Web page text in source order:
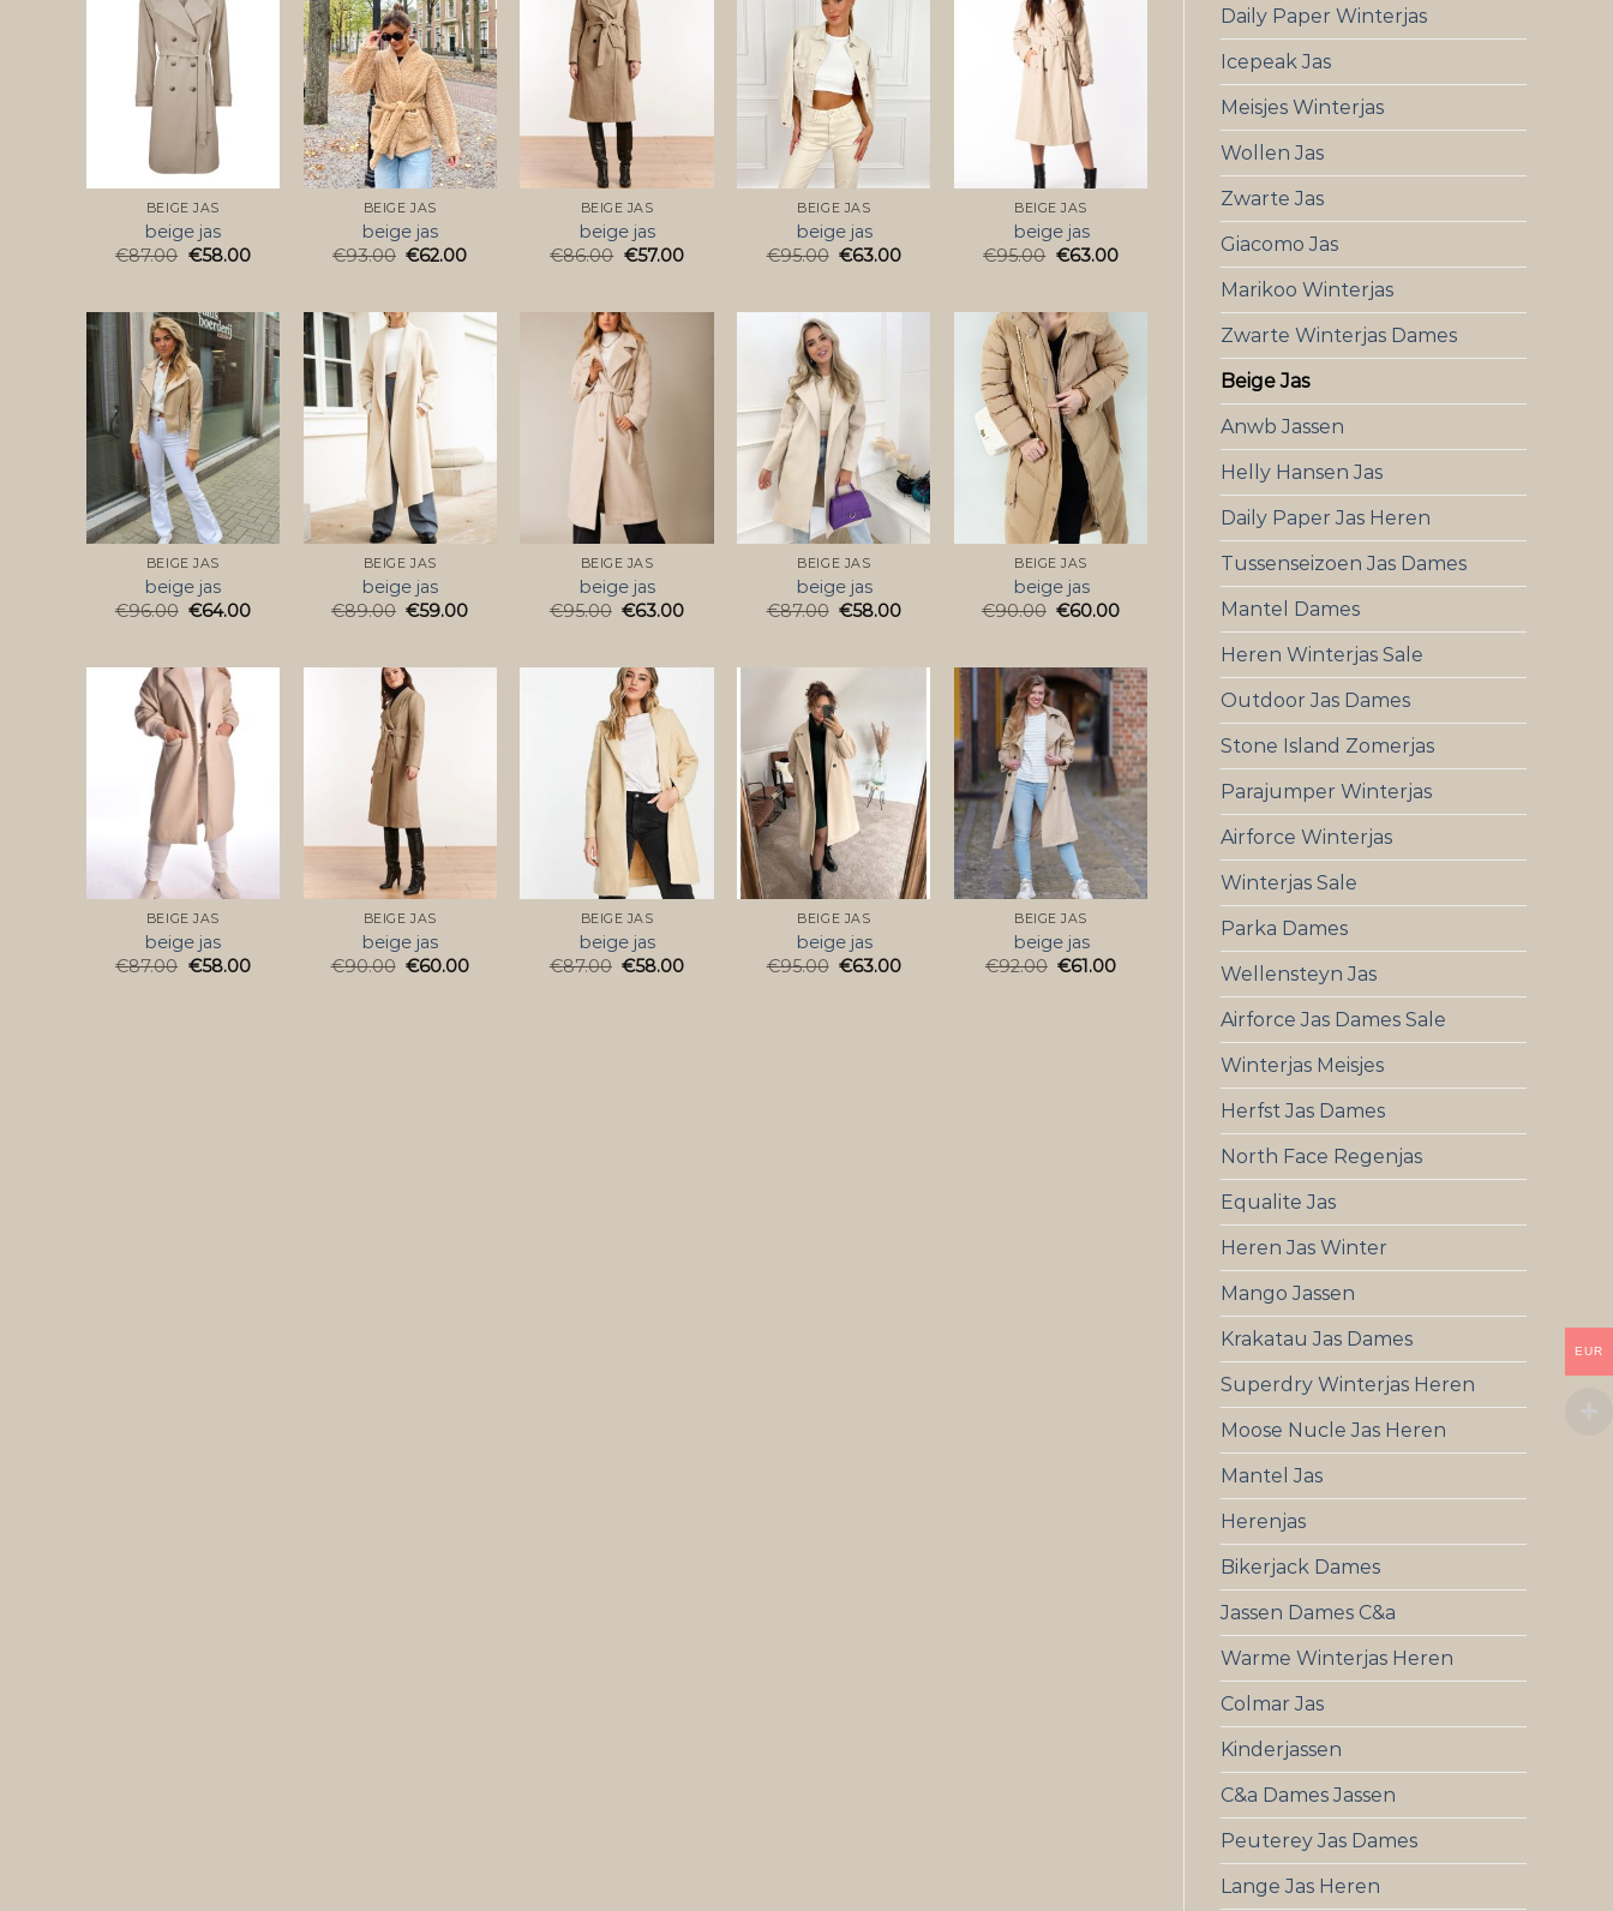
Daily Paper Winterjas
Icepeak Jas
Meisjes Winterjas
Wollen Jas
Zwarte Jas
Giacomo Jas
Marikoo Winterjas
Zwarte Winterjas Dames
Beige Jas
Anwb Jassen
Helly Hansen Jas
Daily Paper Jas Heren
Tussenseizoen Jas Dames
Mantel Dames
Heren Winterjas Sale
Outdoor Jas Dames
Stone Island Zomerjas
Parajumper Winterjas
Airforce Winterjas
Winterjas Sale
Parka Dames
Wellensteyn Jas
Airforce Jas Dames Sale
Winterjas Meisjes
Herfst Jas Dames
North Face Regenjas
Equalite Jas
Heren Jas Winter
Mango Jassen
Krakatau Jas Dames
Superdry Winterjas Heren
Moose Nucle Jas Heren
Mantel Jas
Herenjas
Bikerjack Dames
Jassen Dames C&a
Warme Winterjas Heren
Colmar Jas
Kinderjassen
C&a Dames Jassen
Peuterey Jas Dames
Lange Jas Heren
BEIGE JAS
beige jas
€87.00 €58.00
BEIGE JAS
beige jas
€93.00 €62.00
BEIGE JAS
beige jas
€86.00 €57.00
BEIGE JAS
beige jas
€95.00 €63.00
BEIGE JAS
beige jas
€95.00 €63.00
BEIGE JAS
beige jas
€96.00 €64.00
BEIGE JAS
beige jas
€89.00 €59.00
BEIGE JAS
beige jas
€95.00 €63.00
BEIGE JAS
beige jas
€87.00 €58.00
BEIGE JAS
beige jas
€90.00 €60.00
BEIGE JAS
beige jas
€87.00 €58.00
BEIGE JAS
beige jas
€90.00 €60.00
BEIGE JAS
beige jas
€87.00 €58.00
BEIGE JAS
beige jas
€95.00 €63.00
BEIGE JAS
beige jas
€92.00 €61.00
EUR